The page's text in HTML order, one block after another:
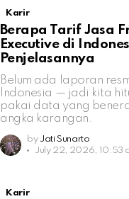
Karir
Berapa Tarif Jasa
Executive di
Penjelasannya
Belum ada laporan
Indonesia — jadi kita
pakai data yang
angka karangan.
by Jati Sunarto
July 22, 2026, 10:53
Karir